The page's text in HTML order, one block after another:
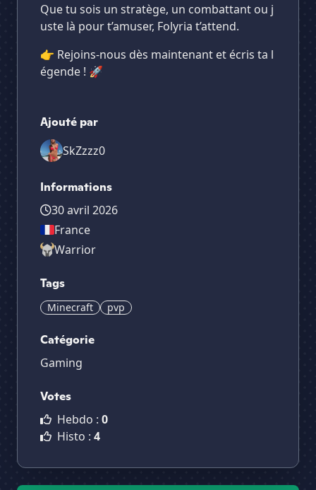
Que tu sois un stratège, un combattant ou j
uste là pour t’amuser, Folyria t’attend.
👉 Rejoins-nous dès maintenant et écris ta l
égende ! 🚀
Ajouté par
SkZzzz0
Informations
30 avril 2026
France
Warrior
Tags
Minecraft pvp
Catégorie
Gaming
Votes
Hebdo : 0
Histo : 4